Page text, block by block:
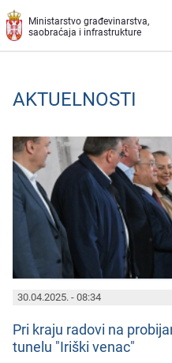
Preskoči na glavni deo sadržaja
Ministarstvo građevinarstva,
saobraćaja i infrastrukture
AKTUELNOSTI
30.04.2025. - 08:34
Pri kraju radovi na
tunеlu "Iriški vеnac"
PAGES